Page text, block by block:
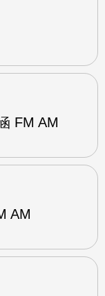
FM AM
AM